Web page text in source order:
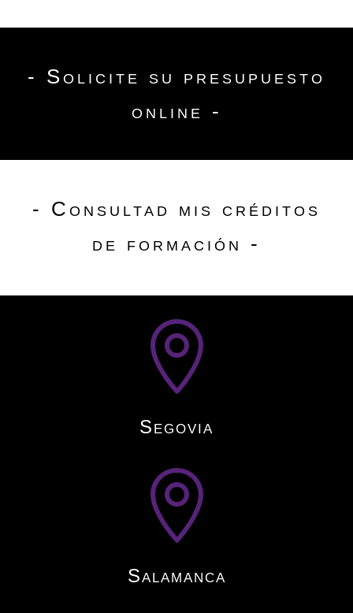
- Solicite su presupuesto
online -
- Consultad mis créditos
de formación -

Segovia

Salamanca